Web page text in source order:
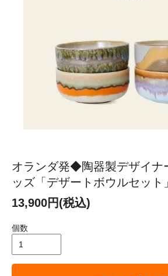
オランダ発◆陶器製デザイナ
ッズ「デザートボウルセット」
13,900円(税込)
個数